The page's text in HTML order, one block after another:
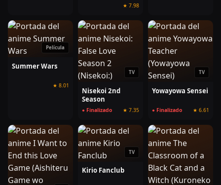
★ 7.98
Película
Summer Wars
★ 8.01
TV
Nisekoi 2nd
Season
● Finalizado ★ 7.35
TV
Yowayowa Sensei
● Finalizado ★ 6.61
TV
Kirio Fanclub